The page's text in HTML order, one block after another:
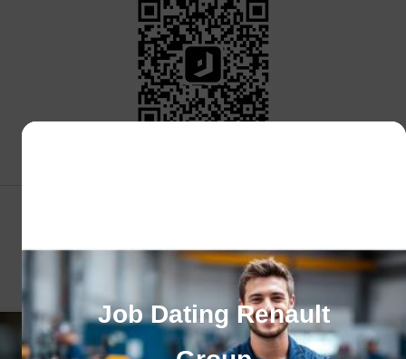
Job Dating Renault
CES ACTUALITÉS POURRAIENT VOUS
INTÉRESSER